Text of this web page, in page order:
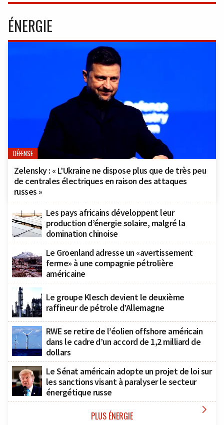
ÉNERGIE
DÉFENSE
Zelensky : « L’Ukraine ne dispose plus que de très peu
de centrales électriques en raison des attaques
russes »
Les pays africains développent leur
production d’énergie solaire, malgré la
domination chinoise
Le Groenland adresse un «avertissement
ferme» à une compagnie pétrolière
américaine
Le groupe Klesch devient le deuxième
raffineur de pétrole d’Allemagne
RWE se retire de l’éolien offshore américain
dans le cadre d’un accord de 1,2 milliard de
dollars
Le Sénat américain adopte un projet de loi sur
les sanctions visant à paralyser le secteur
énergétique russe
PLUS ÉNERGIE 